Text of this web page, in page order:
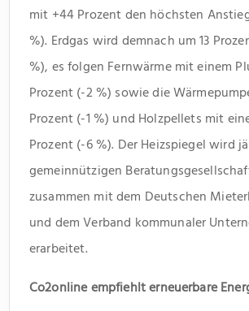
mit +44 Prozent den höchsten
%). Erdgas wird demnach um 13
%), es folgen Fernwärme mit einem
Prozent (-2 %) sowie die
Prozent (-1 %) und Holzpellets mit
Prozent (-6 %). Der Heizspiegel wird
gemeinnützigen
zusammen mit dem Deutschen
und dem Verband kommunaler
erarbeitet.
Co2online empfiehlt erneuerbare